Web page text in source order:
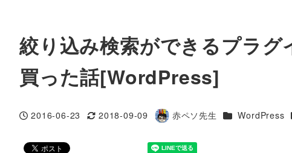
絞り込み検索ができるプラ
買った話[WordPress]
投稿日
2016-06-23
更新日
2018-09-09
著
赤ペソ先生 カテゴリー
WordPress